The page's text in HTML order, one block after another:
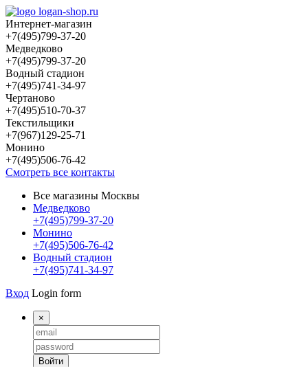
Интернет-магазин
+7(495)799-37-20
Медведково
+7(495)799-37-20
Водный стадион
+7(495)741-34-97
Чертаново
+7(495)510-70-37
Текстильщики
+7(967)129-25-71
Монино
+7(495)506-76-42
Смотреть все контакты
Все магазины Москвы
Медведково
+7(495)799-37-20
Монино
+7(495)506-76-42
Водный стадион
+7(495)741-34-97
Вход Login form
×
Войти